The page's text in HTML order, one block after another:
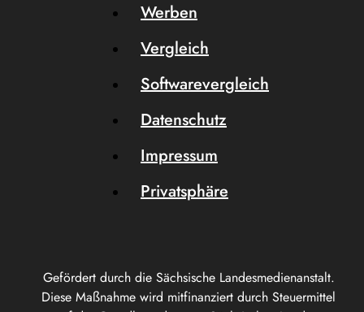
Gefördert durch die Sächsische Landesmedienanstalt.
Diese Maßnahme wird mitfinanziert durch Steuermittel
Werben
Vergleich
Softwarevergleich
Datenschutz
Impressum
Privatsphäre